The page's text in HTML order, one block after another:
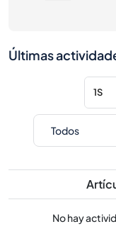
Últimas
1S
No hay